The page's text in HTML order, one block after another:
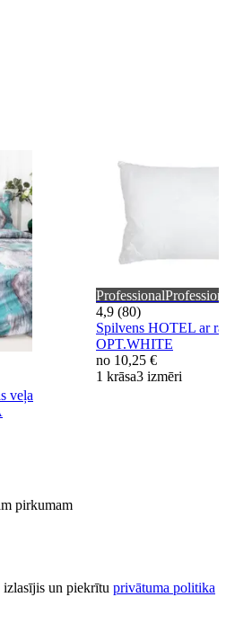
veļa
Professional
4,9 (80)
Spilvens HOTEL ar
OPT.WHITE
no 10,25 €
1 krāsa3 izmēri
pirkumam
un piekrītu privātuma politika